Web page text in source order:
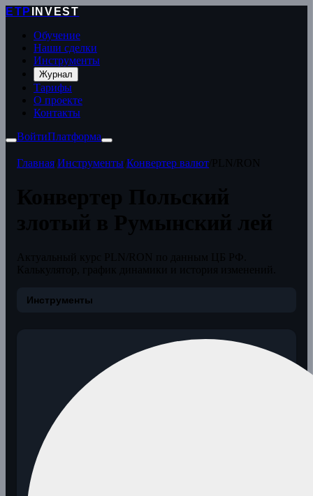
ETP
INVEST
Обучение
Наши сделки
Инструменты
Журнал
Тарифы
О проекте
Контакты
ВойтиПлатформа
Главная Инструменты Конвертер валют
Инструменты